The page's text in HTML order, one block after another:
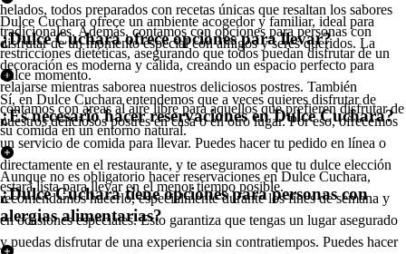
helados, todos preparados con recetas únicas que resaltan los sabores
tradicionales. Además, contamos con opciones para personas con
restricciones dietéticas, asegurando que todos puedan disfrutar de un
dulce momento.
Dulce Cuchara ofrece un ambiente acogedor y familiar, ideal para
disfrutar de un momento especial con amigos y seres queridos. La
decoración es moderna y cálida, creando un espacio perfecto para
relajarse mientras saborea nuestros deliciosos postres. También
contamos con áreas al aire libre para aquellos que prefieren disfrutar de
su comida en un entorno natural.
¿Dulce Cuchara ofrece opciones para llevar?
Sí, en Dulce Cuchara entendemos que a veces quieres disfrutar de
nuestros deliciosos postres en casa o en otro lugar. Por eso, ofrecemos
un servicio de comida para llevar. Puedes hacer tu pedido en línea o
directamente en el restaurante, y te aseguramos que tu dulce elección
estará lista para llevar en el menor tiempo posible.
¿Es necesario hacer reservaciones en Dulce Cuchara?
Aunque no es obligatorio hacer reservaciones en Dulce Cuchara,
recomendamos hacerlo, especialmente durante los fines de semana y
en ocasiones especiales. Esto garantiza que tengas un lugar asegurado
y puedas disfrutar de una experiencia sin contratiempos. Puedes hacer
¿Dulce Cuchara tiene opciones para personas con
alergias alimentarias?